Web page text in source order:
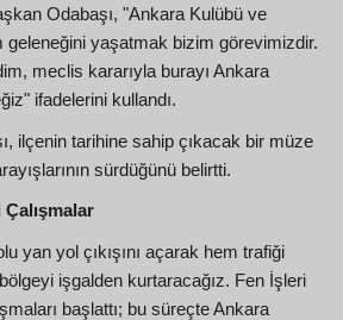
Odabaşı, "Ankara Kulübü ve
geleneğini yaşatmak bizim görevimizdir.
meclis kararıyla burayı Ankara
ifadelerini kullandı.
ilçenin tarihine sahip çıkacak bir müze
sürdüğünü belirtti.
Çalışmalar
yan yol çıkışını açarak hem trafiği
işgalden kurtaracağız. Fen İşleri
başlattı; bu süreçte Ankara